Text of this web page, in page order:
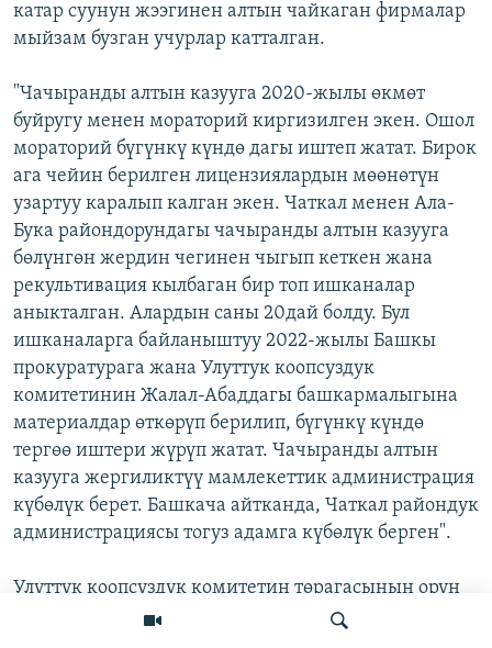
катар суунун жээгинен алтын чайкаган фирмалар
мыйзам бузган учурлар катталган.
"Чачыранды алтын казууга 2020-жылы өкмөт
буйругу менен мораторий киргизилген экен. Ошол
мораторий бүгүнкү күндө дагы иштеп жатат. Бирок
ага чейин берилген лицензиялардын мөөнөтүн
узартуу каралып калган экен. Чаткал менен Ала-
Бука райондорундагы чачыранды алтын казууга
бөлүнгөн жердин чегинен чыгып кеткен жана
рекультивация кылбаган бир топ ишканалар
аныкталган. Алардын саны 20дай болду. Бул
ишканаларга байланыштуу 2022-жылы Башкы
прокуратурага жана Улуттук коопсуздук
комитетинин Жалал-Абаддагы башкармалыгына
материалдар өткөрүп берилип, бүгүнкү күндө
тергөө иштери жүрүп жатат. Чачыранды алтын
казууга жергиликтүү мамлекеттик администрация
күбөлүк берет. Башкача айтканда, Чаткал райондук
администрациясы тогуз адамга күбөлүк берген".
Улуттук коопсуздук комитетин төрагасынын орун
Тимур Шабданов
парламентте токой